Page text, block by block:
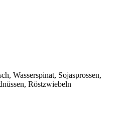
Wasserspinat, Sojasprossen,
Röstzwiebeln